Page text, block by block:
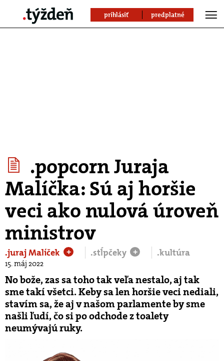
prihlásiť predplatné
.popcorn Juraja
Malíčka: Sú aj horšie
veci ako nulová úroveň
ministrov
.juraj Malíček + .stĺpčeky + .kultúra
15. máj 2022
No bože, zas sa toho tak veľa nestalo, aj tak
sme takí všetci. Keby sa len horšie veci nediali,
stavím sa, že aj v našom parlamente by sme
našli ľudí, čo si po odchode z toalety
neumývajú ruky.